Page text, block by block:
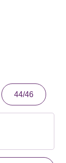
44/46